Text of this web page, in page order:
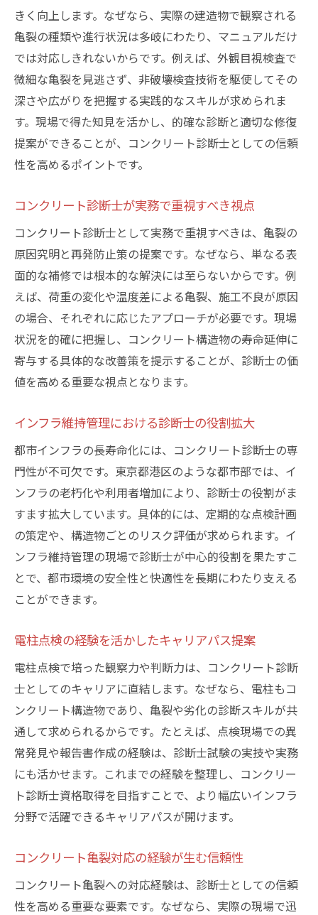
きく向上します。なぜなら、実際の建造物で観察される
亀裂の種類や進行状況は多岐にわたり、マニュアルだけ
では対応しきれないからです。例えば、外観目視検査で
微細な亀裂を見逃さず、非破壊検査技術を駆使してその
深さや広がりを把握する実践的なスキルが求められま
す。現場で得た知見を活かし、的確な診断と適切な修復
提案ができることが、コンクリート診断士としての信頼
性を高めるポイントです。
コンクリート診断士が実務で重視すべき視点
コンクリート診断士として実務で重視すべきは、亀裂の
原因究明と再発防止策の提案です。なぜなら、単なる表
面的な補修では根本的な解決には至らないからです。例
えば、荷重の変化や温度差による亀裂、施工不良が原因
の場合、それぞれに応じたアプローチが必要です。現場
状況を的確に把握し、コンクリート構造物の寿命延伸に
寄与する具体的な改善策を提示することが、診断士の価
値を高める重要な視点となります。
インフラ維持管理における診断士の役割拡大
都市インフラの長寿命化には、コンクリート診断士の専
門性が不可欠です。東京都港区のような都市部では、イ
ンフラの老朽化や利用者増加により、診断士の役割がま
すます拡大しています。具体的には、定期的な点検計画
の策定や、構造物ごとのリスク評価が求められます。イ
ンフラ維持管理の現場で診断士が中心的役割を果たすこ
とで、都市環境の安全性と快適性を長期にわたり支える
ことができます。
電柱点検の経験を活かしたキャリアパス提案
電柱点検で培った観察力や判断力は、コンクリート診断
士としてのキャリアに直結します。なぜなら、電柱もコ
ンクリート構造物であり、亀裂や劣化の診断スキルが共
通して求められるからです。たとえば、点検現場での異
常発見や報告書作成の経験は、診断士試験の実技や実務
にも活かせます。これまでの経験を整理し、コンクリー
ト診断士資格取得を目指すことで、より幅広いインフラ
分野で活躍できるキャリアパスが開けます。
コンクリート亀裂対応の経験が生む信頼性
コンクリート亀裂への対応経験は、診断士としての信頼
性を高める重要な要素です。なぜなら、実際の現場で迅